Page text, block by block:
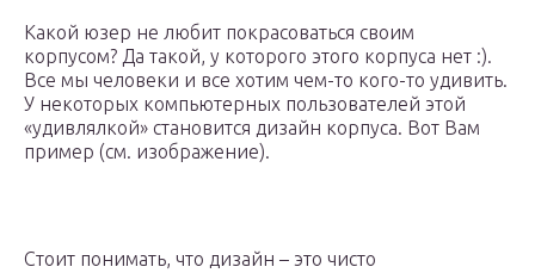
Какой юзер не любит покрасоваться своим
корпусом? Да такой, у которого этого корпуса нет :).
Все мы человеки и все хотим чем-то кого-то удивить.
У некоторых компьютерных пользователей этой
«удивлялкой» становится дизайн корпуса. Вот Вам
пример (см. изображение).
Стоит понимать, что дизайн – это чисто